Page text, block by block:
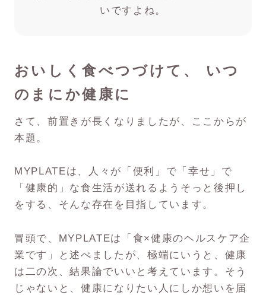
いですよね。
おいしく食べつづけて、 いつ
のまにか健康に
さて、前置きが長くなりましたが、ここからが
本題。
MYPLATEは、人々が「便利」で「幸せ」で
「健康的」な食生活が送れるようそっと後押し
をする、そんな存在を目指しています。
冒頭で、MYPLATEは「食×健康のヘルスケア企
業です」と述べましたが、極端にいうと、健康
は二の次、結果論でいいと考えています。そう
じゃないと、健康になりたい人にしか想いを届